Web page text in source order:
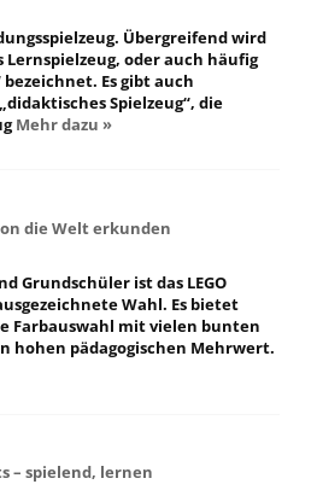
Übergreifend wird
Lernspielzeug, oder auch häufig
bezeichnet. Es gibt auch
Spielzeug“, die
Mehr dazu »
die Welt erkunden
Grundschüler ist das LEGO
Wahl. Es bietet
Farbauswahl mit vielen bunten
hohen pädagogischen Mehrwert.
– spielend, lernen